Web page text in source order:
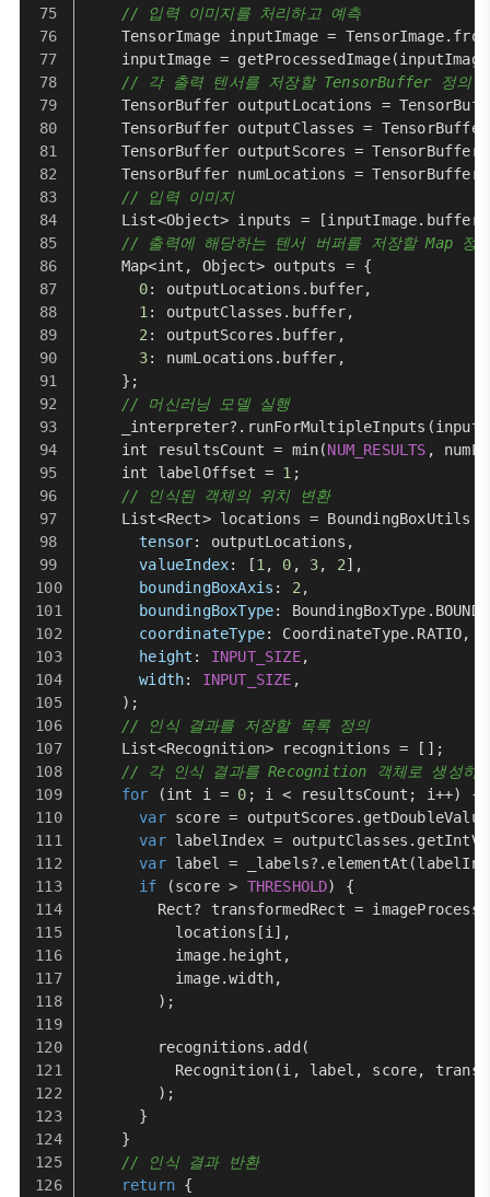
// 입력 이미지를 처리하고 예측
TensorImage inputImage = TensorImage.
    inputImage =
getProcessedImage
// 각 출력 텐서를 저장할 TensorBuffer 정의
TensorBuffer outputLocations =
TensorBuffer outputClasses =
TensorBuffer outputScores =
TensorBuffer numLocations =
// 입력 이미지
List<Object> inputs = [inputImage. buffer
// 출력에 해당하는 텐서 버퍼를 저장할 Map 정
Map<int, Object> outputs = {
0: outputLocations. buffer,
1 : outputClasses. buffer,
2 : outputScores. buffer ,
3: numLocations. buffer ,
    };
// 머신러닝 모델 실행
    _interpreter?.
runForMultipleInputs
    int resultsCount =
min(NUM_RESULTS ,
    int labelOffset =
1 ;
// 인식된 객체의 위치 변환
List<Rect> locations = BoundingBoxUtils
tensor: outputLocations,
valueIndex: [1 , 0 , 3, 2],
boundingBoxAxis : 2 ,
boundingBoxType: BoundingBoxType .
coordinateType: CoordinateType. RATIO,
height : INPUT_SIZE,
width: INPUT_SIZE ,
    );
// 인식 결과를 저장할 목록 정의
List<Recognition> recognitions = [];
// 각 인식 결과를 Recognition 객체로 생성하
for (int i = 0 ; i < resultsCount; i++) {
var score = outputScores. getDoubleValue
var labelIndex = outputClasses.
var label = _labels?. elementAt
if (score > THRESHOLD) {
Rect? transformedRect =
          locations[i],
          image.
height ,
          image.
width,
        );
        recognitions.
add(
Recognition(i, label, score,
        );
      }
    }
// 인식 결과 반환
return {